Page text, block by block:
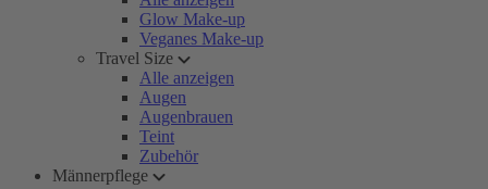
Glow Make-up
Veganes Make-up
Travel Size
Alle anzeigen
Augen
Augenbrauen
Teint
Zubehör
Männerpflege